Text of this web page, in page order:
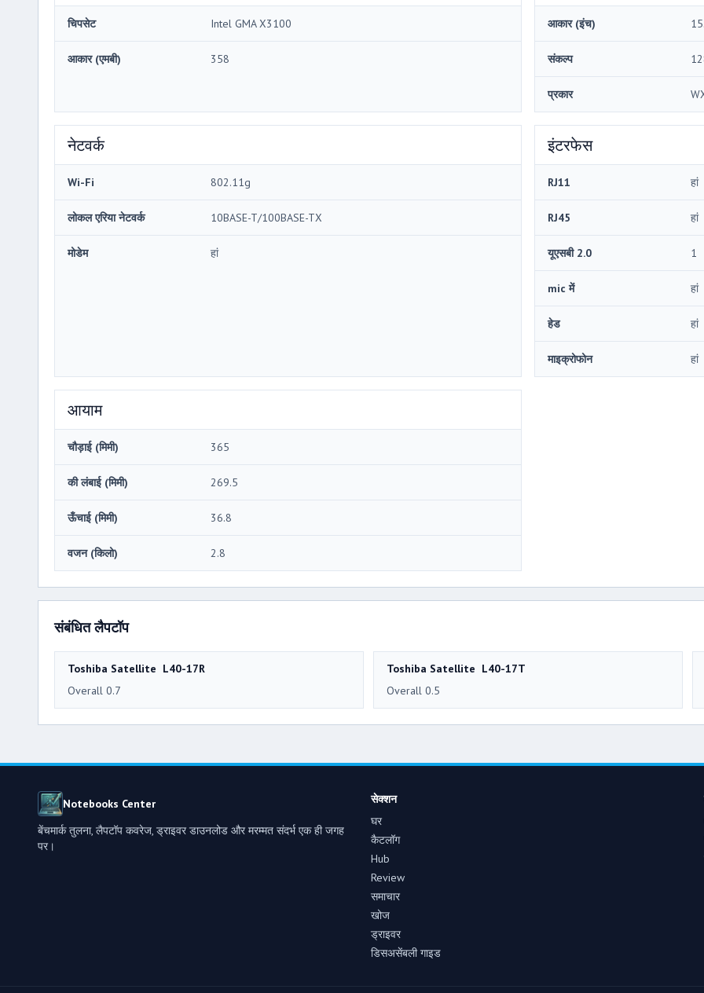
चिपसेट Intel GMA X3100
आकार (एमबी) 358
आकार (इंच)
संकल्प
प्रकार
नेटवर्क
Wi-Fi 802.11g
लोकल एरिया नेटवर्क 10BASE-T/100BASE-TX
मोडेम हां
इंटरफेस
RJ11 हां
RJ45 हां
यूएसबी 2.0 1
mic में हां
हेड हां
माइक्रोफोन हां
आयाम
चौड़ाई (मिमी) 365
की लंबाई (मिमी) 269.5
ऊँचाई (मिमी) 36.8
वजन (किलो) 2.8
संबंधित लैपटॉप
Toshiba Satellite L40-17R
Overall 0.7
Toshiba Satellite L40-17T
Overall 0.5
Notebooks Center
बेंचमार्क तुलना, लैपटॉप कवरेज, ड्राइवर डाउनलोड और मरम्मत संदर्भ एक ही जगह
पर।
सेक्शन
घर
कैटलॉग
Hub
Review
समाचार
खोज
ड्राइवर
डिसअसेंबली गाइड